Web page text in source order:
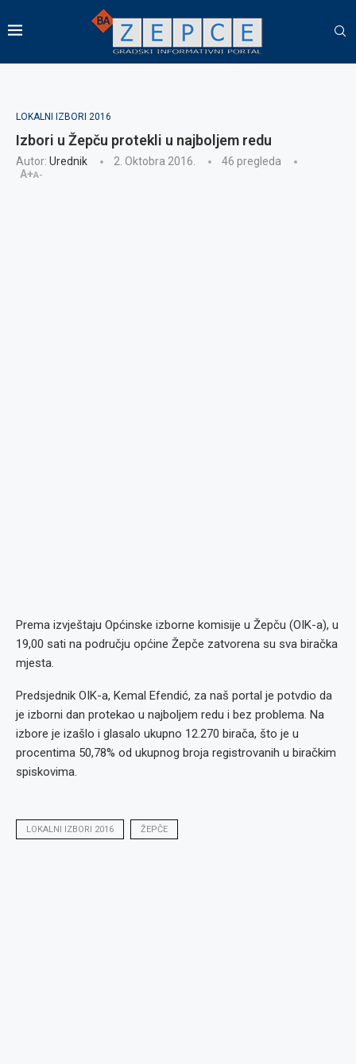
LOKALNI IZBORI 2016
Izbori u Žepču protekli u najboljem redu
Autor: Urednik 2. Oktobra 2016. 46 pregleda
A+A-
Prema izvještaju Općinske izborne komisije u Žepču (OIK-a), u
19,00 sati na području općine Žepče zatvorena su sva biračka
mjesta.
Predsjednik OIK-a, Kemal Efendić, za naš portal je potvdio da
je izborni dan protekao u najboljem redu i bez problema. Na
izbore je izašlo i glasalo ukupno 12.270 birača, što je u
procentima 50,78% od ukupnog broja registrovanih u biračkim
spiskovima.
LOKALNI IZBORI 2016 ŽEPČE